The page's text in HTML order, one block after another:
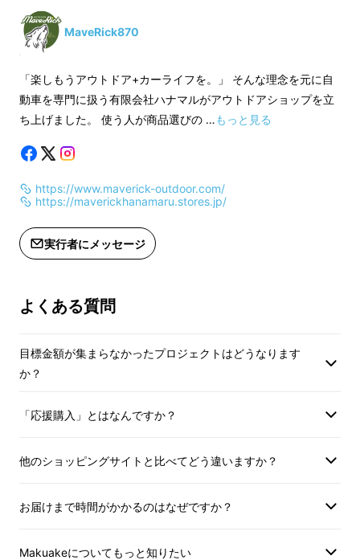
そんな焚火台や薪ストーブ薪を使用する際に
は、使用頻度が高くなる「斧」。
斧だけではなく、ナイフやのこぎりなど「アウ
トドアであると便利な刃物類」は案外、多数あ
るものです。
大きさや重さだけでなく刃物という特性もあり
できればあまり多くを持ち運びしたくないとい
う方も実は非常に多いのです。
製造工程上の都合等により出荷時期が
遅れる場合があります。
※適格請求書発行事業者登録番号：あ
（適格請求書発行事業者登録番号の記
載のあるインボイスが必要な場合は、
Makuakeメッセージにて実行者に直接
お問合せください）
製造工程上の都合
遅れる場合があり
MaveRick870
「楽しもうアウトドア+カーライフを。」 そんな理念を元に自
動車を専門に扱う有限会社ハナマルがアウトドアショップを立
ち上げました。 使う人が商品選びの …もっと見る
https://www.maverick-outdoor.com/
https://maverickhanamaru.stores.jp/
実行者にメッセージ
よくある質問
目標金額が集まらなかったプロジェクトはどうなります
か？
「応援購入」とはなんですか？
他のショッピングサイトと比べてどう違いますか？
お届けまで時間がかかるのはなぜですか？
Makuakeについてもっと知りたい